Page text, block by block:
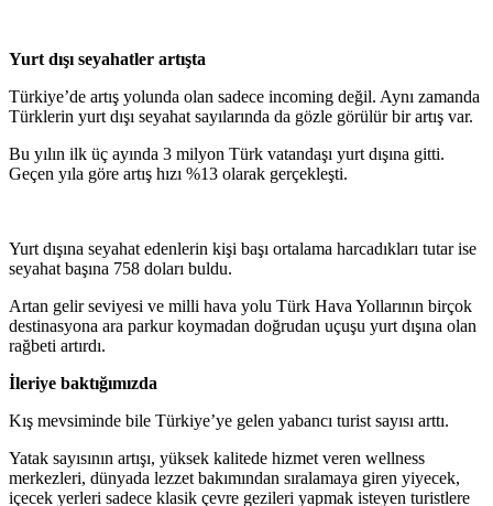
Yurt dışı seyahatler artışta
Türkiye’de artış yolunda olan sadece incoming değil. Aynı zamanda
Türklerin yurt dışı seyahat sayılarında da gözle görülür bir artış var.
Bu yılın ilk üç ayında 3 milyon Türk vatandaşı yurt dışına gitti.
Geçen yıla göre artış hızı %13 olarak gerçekleşti.
Yurt dışına seyahat edenlerin kişi başı ortalama harcadıkları tutar ise
seyahat başına 758 doları buldu.
Artan gelir seviyesi ve milli hava yolu Türk Hava Yollarının birçok
destinasyona ara parkur koymadan doğrudan uçuşu yurt dışına olan
rağbeti artırdı.
İleriye baktığımızda
Kış mevsiminde bile Türkiye’ye gelen yabancı turist sayısı arttı.
Yatak sayısının artışı, yüksek kalitede hizmet veren wellness
merkezleri, dünyada lezzet bakımından sıralamaya giren yiyecek,
içecek yerleri sadece klasik çevre gezileri yapmak isteyen turistlere